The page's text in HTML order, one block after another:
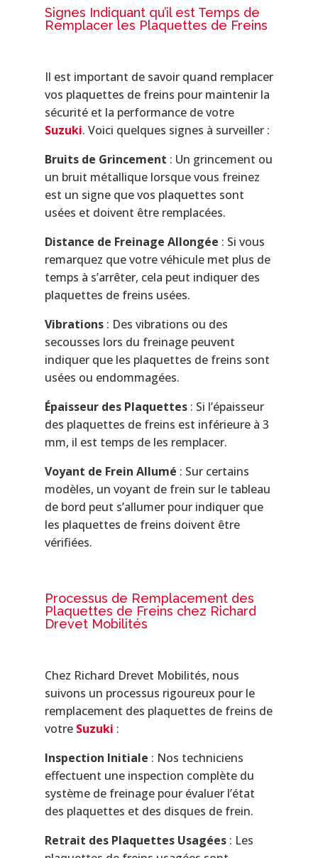
Signes Indiquant qu’il est Temps de
Remplacer les Plaquettes de Freins
Il est important de savoir quand remplacer
vos plaquettes de freins pour maintenir la
sécurité et la performance de votre
Suzuki. Voici quelques signes à surveiller :
Bruits de Grincement : Un grincement ou
un bruit métallique lorsque vous freinez
est un signe que vos plaquettes sont
usées et doivent être remplacées.
Distance de Freinage Allongée : Si vous
remarquez que votre véhicule met plus de
temps à s’arrêter, cela peut indiquer des
plaquettes de freins usées.
Vibrations: Des vibrations ou des
secousses lors du freinage peuvent
indiquer que les plaquettes de freins sont
usées ou endommagées.
Épaisseur des Plaquettes: Si l’épaisseur
des plaquettes de freins est inférieure à 3
mm, il est temps de les remplacer.
Voyant de Frein Allumé : Sur certains
modèles, un voyant de frein sur le tableau
de bord peut s’allumer pour indiquer que
les plaquettes de freins doivent être
vérifiées.
Processus de Remplacement des
Plaquettes de Freins chez Richard
Drevet Mobilités
Chez Richard Drevet Mobilités, nous
suivons un processus rigoureux pour le
remplacement des plaquettes de freins de
votre Suzuki :
Inspection Initiale : Nos techniciens
effectuent une inspection complète du
système de freinage pour évaluer l’état
des plaquettes et des disques de frein.
Retrait des Plaquettes Usagées: Les